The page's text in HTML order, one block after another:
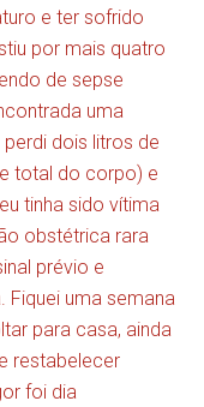
e ter sofrido
por mais quatro
de sepse
uma
dois litros de
total do corpo) e
tinha sido vítima
obstétrica rara
prévio e
uma semana
para casa, ainda
restabelecer
foi dia